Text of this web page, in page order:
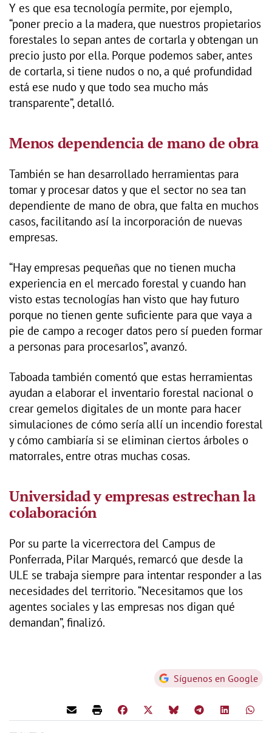
Y es que esa tecnología permite, por ejemplo,
“poner precio a la madera, que nuestros propietarios
forestales lo sepan antes de cortarla y obtengan un
precio justo por ella. Porque podemos saber, antes
de cortarla, si tiene nudos o no, a qué profundidad
está ese nudo y que todo sea mucho más
transparente”, detalló.
Menos dependencia de mano de obra
También se han desarrollado herramientas para
tomar y procesar datos y que el sector no sea tan
dependiente de mano de obra, que falta en muchos
casos, facilitando así la incorporación de nuevas
empresas.
“Hay empresas pequeñas que no tienen mucha
experiencia en el mercado forestal y cuando han
visto estas tecnologías han visto que hay futuro
porque no tienen gente suficiente para que vaya a
pie de campo a recoger datos pero sí pueden formar
a personas para procesarlos”, avanzó.
Taboada también comentó que estas herramientas
ayudan a elaborar el inventario forestal nacional o
crear gemelos digitales de un monte para hacer
simulaciones de cómo sería allí un incendio forestal
y cómo cambiaría si se eliminan ciertos árboles o
matorrales, entre otras muchas cosas.
Universidad y empresas estrechan la
colaboración
Por su parte la vicerrectora del Campus de
Ponferrada, Pilar Marqués, remarcó que desde la
ULE se trabaja siempre para intentar responder a las
necesidades del territorio. “Necesitamos que los
agentes sociales y las empresas nos digan qué
demandan”, finalizó.
Síguenos en Google